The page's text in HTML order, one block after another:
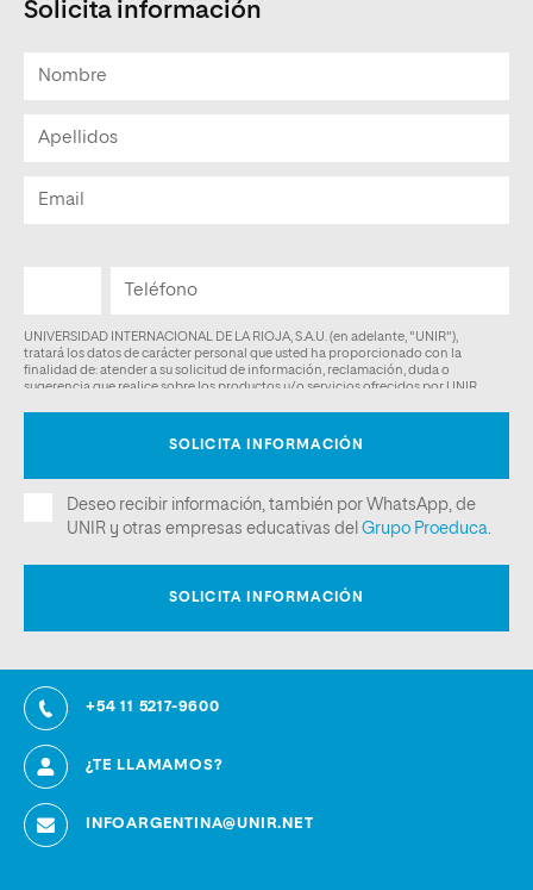
Solicita información
+54 11 5217-9600
¿TE LLAMAMOS?
INFOARGENTINA@UNIR.NET